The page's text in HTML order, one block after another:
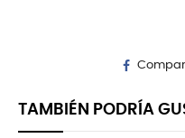
TAMBIÉN PODRÍA